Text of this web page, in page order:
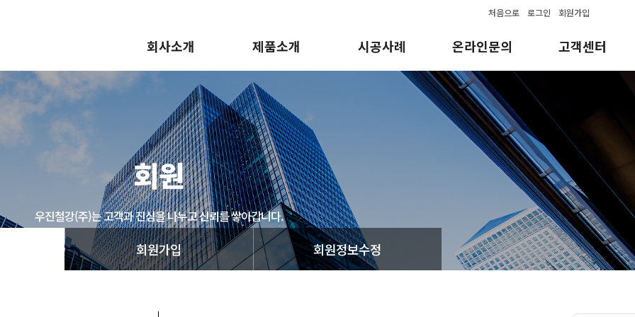
처음으로 로그인 회원가입
회사소개
회사개요
오시는 길
제품소개
제품소개
시공사례 온라인문의
온라인문의
고객센터
자료실
회원
우진철강(주)는 고객과 진심을 나누고 신뢰를 쌓아갑니다.
회원가입 회원정보수정